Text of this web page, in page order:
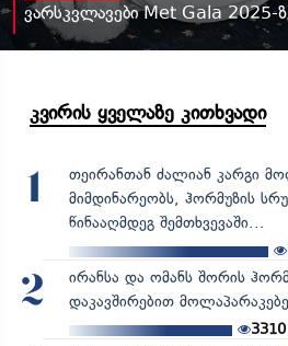
ვარსკვლავები Met Gala 2025-
კვირის ყველაზე კითხვადი
1
თეირანთან ძალიან კარგი
მიმდინარეობს, ჰორმუზის
წინააღმდეგ შემთხვევაში...
2
ირანსა და ომანს შორის
დაკავშირებით
3310